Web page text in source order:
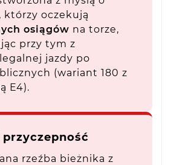
którzy oczekują
osiągów na torze,
przy tym z
jazdy po
(wariant 180 z
E4).
rzeźba bieżnika z